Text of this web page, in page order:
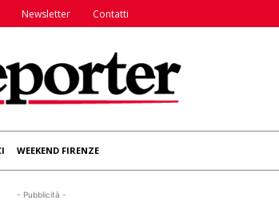
Newsletter Contatti
WEEKEND FIRENZE
- Pubblicità -